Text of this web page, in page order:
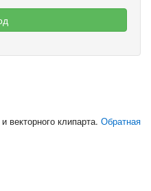
векторного клипарта. Обратная